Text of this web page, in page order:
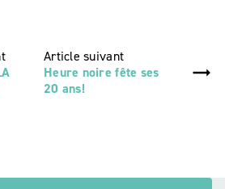
Article suivant
Heure noire fête ses
20 ans!